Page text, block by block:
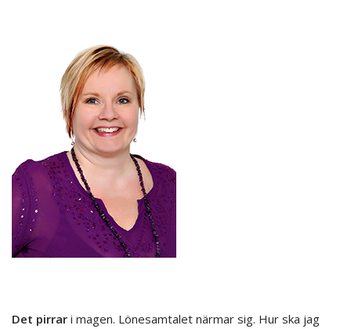
Det pirrar i magen. Lönesamtalet närmar sig. Hur ska jag